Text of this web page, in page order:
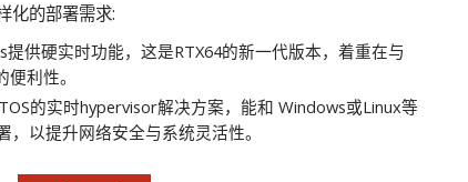
化的部署需求:
提供硬实时功能，这是RTX64的新一代版本，着重在与
利性。
的实时hypervisor解决方案，能和 Windows或Linux等
，以提升网络安全与系统灵活性。